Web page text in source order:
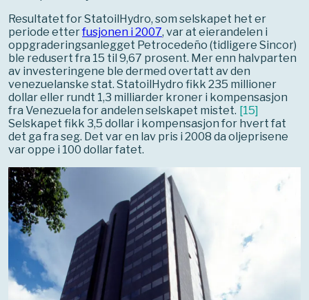
Resultatet for StatoilHydro, som selskapet het er
periode etterfusjonen i 2007, var at eierandelen i
oppgraderingsanlegget Petrocedeño (tidligere Sincor)
ble redusert fra 15 til 9,67 prosent. Mer enn halvparten
av investeringene ble dermed overtatt av den
venezuelanske stat. StatoilHydro fikk 235 millioner
dollar eller rundt 1,3 milliarder kroner i kompensasjon
fra Venezuela for andelen selskapet mistet. [15]
Selskapet fikk 3,5 dollar i kompensasjon for hvert fat
det ga fra seg. Det var en lav pris i 2008 da oljeprisene
var oppe i 100 dollar fatet.